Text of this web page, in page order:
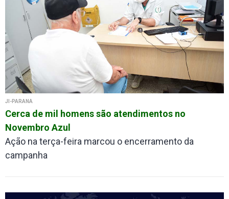
JI-PARANÁ
Cerca de mil homens são atendimentos no
Novembro Azul
Ação na terça-feira marcou o encerramento da
campanha